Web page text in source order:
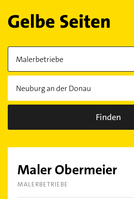
Finden
Maler Obermeier
MALERBETRIEBE